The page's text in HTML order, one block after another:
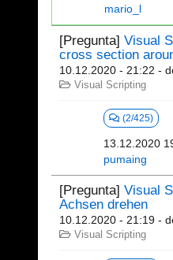
mario_l
[Pregunta] Visual
cross section
10.12.2020 - 21:22 -
Visual Scripting
(2/425)
13.12.2020
pumaing
[Pregunta] Visual
Achsen drehen
10.12.2020 - 21:19 -
Visual Scripting